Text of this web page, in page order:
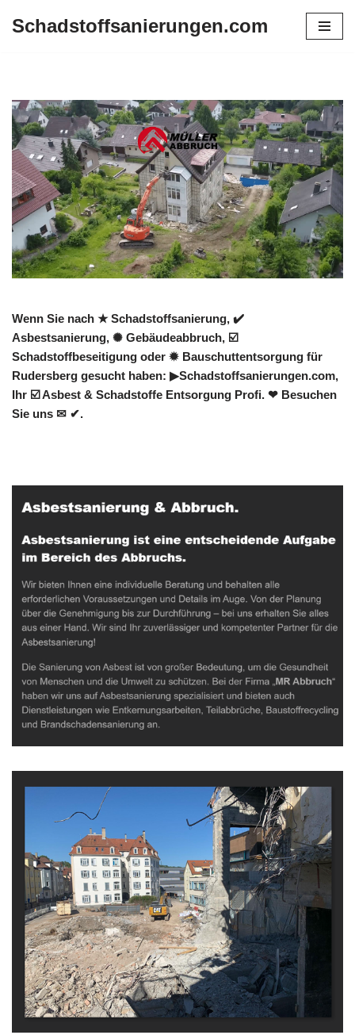
Schadstoffsanierungen.com
Wenn Sie nach ★ Schadstoffsanierung, ✔️
Asbestsanierung, ✺ Gebäudeabbruch, ☑️
Schadstoffbeseitigung oder ✹ Bauschuttentsorgung für
Rudersberg gesucht haben: ▶︎Schadstoffsanierungen.com,
Ihr ☑️ Asbest & Schadstoffe Entsorgung Profi. ❤ Besuchen
Sie uns ✉ ✔.